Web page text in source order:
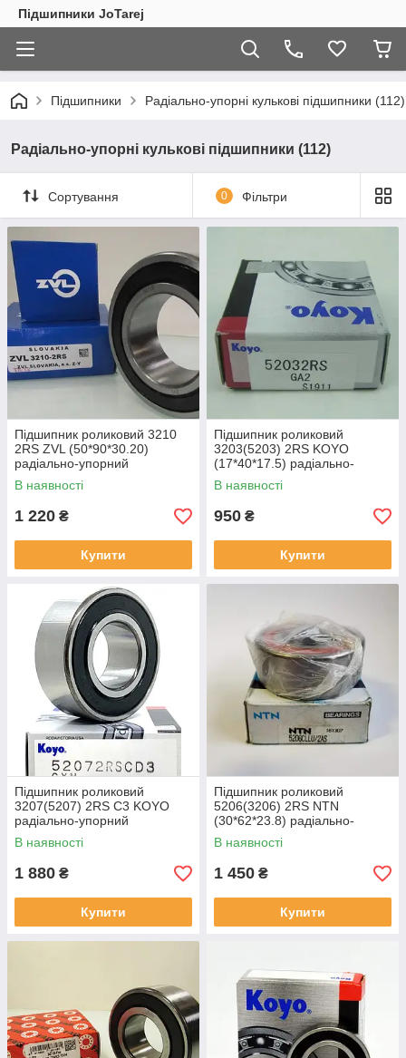
Підшипники JoTarej
Підшипники Радіально-упорні кулькові підшипники (112)
Радіально-упорні кулькові підшипники (112)
Сортування 0 Фільтри
Підшипник роликовий 3210
2RS ZVL (50*90*30.20)
радіально-упорний
В наявності
1 220 ₴
Купити
Підшипник роликовий
3203(5203) 2RS KOYO
(17*40*17.5) радіально-
упорний
В наявності
950 ₴
Купити
Підшипник роликовий
3207(5207) 2RS C3 KOYO
радіально-упорний
В наявності
1 880 ₴
Купити
Підшипник роликовий
5206(3206) 2RS NTN
(30*62*23.8) радіально-
упорний
В наявності
1 450 ₴
Купити